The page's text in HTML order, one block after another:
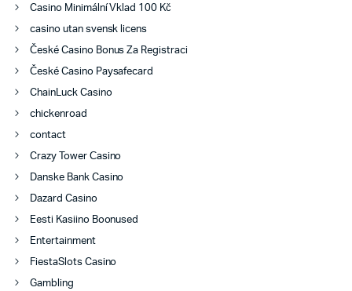
Casino Minimální Vklad 100 Kč
casino utan svensk licens
České Casino Bonus Za Registraci
České Casino Paysafecard
ChainLuck Casino
chickenroad
contact
Crazy Tower Сasino
Danske Bank Casino
Dazard Casino
Eesti Kasiino Boonused
Entertainment
FiestaSlots Casino
Gambling